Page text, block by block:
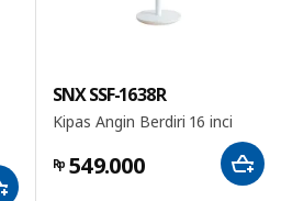
SNX SSF-1638R
Kipas Angin Berdiri 16 inci
Rp 549.000